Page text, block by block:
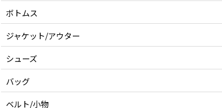
ボトムス
ジャケット/アウター
シューズ
バッグ
ベルト/小物